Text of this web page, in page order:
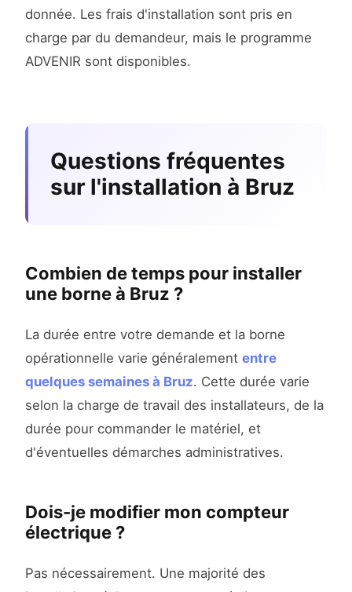
donnée. Les frais d'installation sont pris en
charge par du demandeur, mais le programme
ADVENIR sont disponibles.
Questions fréquentes
sur l'installation à Bruz
Combien de temps pour installer
une borne à Bruz ?
La durée entre votre demande et la borne
opérationnelle varie généralement entre
quelques semaines à Bruz. Cette durée varie
selon la charge de travail des installateurs, de la
durée pour commander le matériel, et
d'éventuelles démarches administratives.
Dois-je modifier mon compteur
électrique ?
Pas nécessairement. Une majorité des